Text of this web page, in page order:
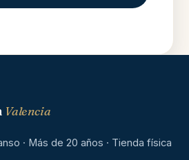
Valencia
· Más de 20 años · Tienda física